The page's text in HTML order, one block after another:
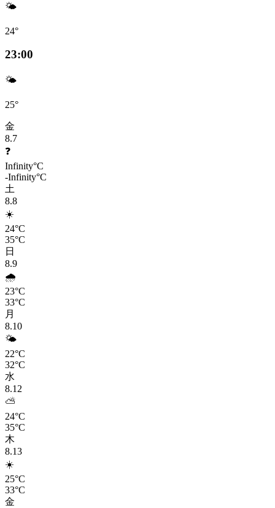
🌤️
24°
23:00
🌤️
25°
金
8.7
❓
Infinity°C
-Infinity°C
土
8.8
☀️
24°C
35°C
日
8.9
🌧️
23°C
33°C
月
8.10
🌤️
22°C
32°C
水
8.12
⛅
24°C
35°C
木
8.13
☀️
25°C
33°C
金